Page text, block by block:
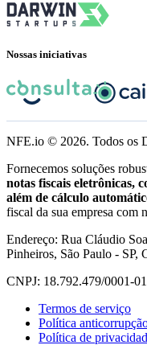
Nossas iniciativas
NFE.io © 2026. Todos os
Fornecemos soluções
notas fiscais eletrônicas,
além de cálculo
fiscal da sua empresa com
Endereço: Rua Cláudio
Pinheiros, São Paulo - SP,
CNPJ: 18.792.479/0001-01
Termos de serviço
Política
Política de